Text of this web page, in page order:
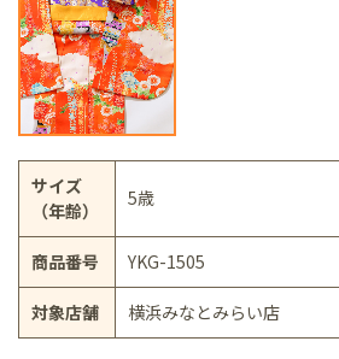
サイズ
（年齢）
5歳
商品番号 YKG-1505
対象店舗 横浜みなとみらい店